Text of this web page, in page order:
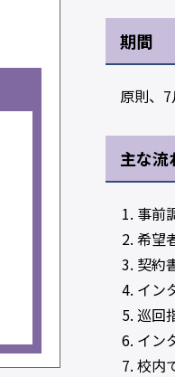
期間
原則、7
主な流
事前
希望
契約
イン
巡回
イン
校内